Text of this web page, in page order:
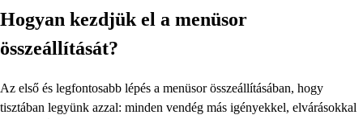
Hogyan kezdjük el a menüsor
összeállítását?
Az első és legfontosabb lépés a menüsor összeállításában, hogy
tisztában legyünk azzal: minden vendég más igényekkel, elvárásokkal